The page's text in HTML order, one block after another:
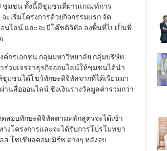
ชุมชน ทั้งนี้มีชุมชนที่ผ่านเกณฑ์การ
เริ่มโครงการด้วยกิจกรรมแรก จัด
นไลน์ และจะมีโค๊ชดิจิทัล ลงพื้นที่ไปเป็นพี่
ค์กรเอกชน กลุ่มมหาวิทยาลัย กลุ่มบริษัท
ร่วมเจรจาธุรกิจออนไลน์ให้ชุมชนได้นำ
มชนได้โชว์ทักษะดิจิทัลจากที่ได้เรียนมา
สื่อออนไลน์ ชิงเงินรางวัลมูลค่ารวมกว่า
สอบทักษะดิจิทัลตามหลักสูตรจะได้เข้า
งโครงการและจะได้รับการโปรโมทขา
โซเชียลคอมเมิร์ซ ต่างๆ หลังจบ